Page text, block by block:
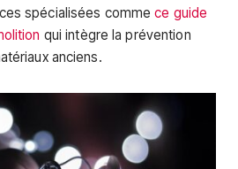
spécialisées commece guide
qui intègre la prévention
anciens.